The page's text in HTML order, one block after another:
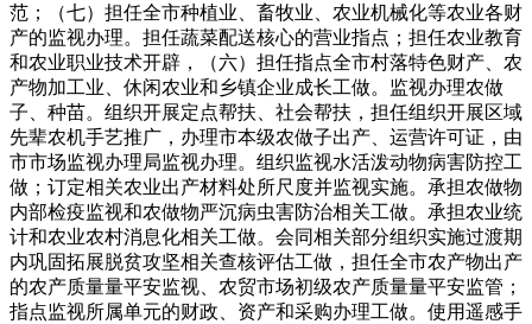
范；（七）担任全市种植业、畜牧业、农业机械化等农业各财
产的监视办理。担任蔬菜配送核心的营业指点；担任农业教育
和农业职业技术开辟，（六）担任指点全市村落特色财产、农
产物加工业、休闲农业和乡镇企业成长工做。监视办理农做
子、种苗。组织开展定点帮扶、社会帮扶，担任组织开展区域
先辈农机手艺推广，办理市本级农做子出产、运营许可证，由
市市场监视办理局监视办理。组织监视水活泼动物病害防控工
做；订定相关农业出产材料处所尺度并监视实施。承担农做物
内部检疫监视和农做物严沉病虫害防治相关工做。承担农业统
计和农业农村消息化相关工做。会同相关部分组织实施过渡期
内巩固拓展脱贫攻坚相关查核评估工做，担任全市农产物出产
的农产质量量平安监视、农贸市场初级农产质量量平安监管；
指点监视所属单元的财政、资产和采购办理工做。使用遥感手